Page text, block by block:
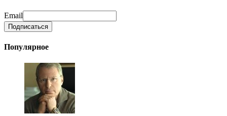
Email
Популярное